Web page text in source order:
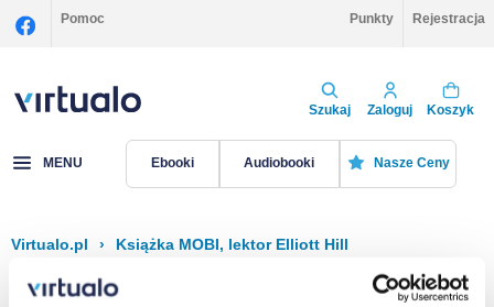
Pomoc Punkty Rejestracja
Szukaj Zaloguj Koszyk
MENU Ebooki Audiobooki Nasze Ceny
Virtualo.pl › Książka MOBI, lektor Elliott Hill
Filtruj Sortuj